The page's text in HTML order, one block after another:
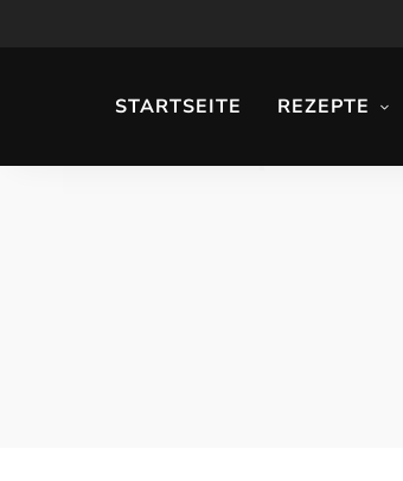
STARTSEITE REZEPTE